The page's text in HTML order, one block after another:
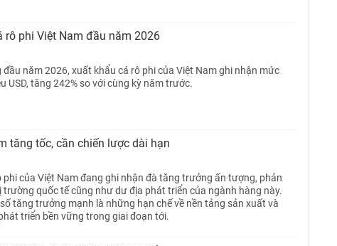
phi Việt Nam đầu năm 2026
năm 2026, xuất khẩu cá rô phi của Việt Nam ghi nhận mức
tăng 242% so với cùng kỳ năm trước.
tăng tốc, cần chiến lược dài hạn
của Việt Nam đang ghi nhận đà tăng trưởng ấn tượng, phản
quốc tế cũng như dư địa phát triển của ngành hàng này.
tăng trưởng mạnh là những hạn chế về nền tảng sản xuất và
triển bền vững trong giai đoạn tới.